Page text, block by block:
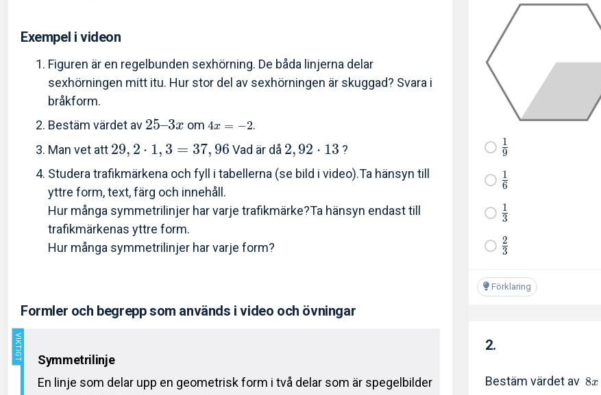
Exempel i videon
Figuren är en regelbunden sexhörning. De båda linjerna delar
sexhörningen mitt itu. Hur stor del av sexhörningen är skuggad? Svara i
bråkform.
Bestäm värdet av 25–3x om 4x = −2.
Man vet att 29, 2 ⋅ 1, 3 = 37, 96 Vad är då 2,92 ⋅ 13 ?
Studera trafikmärkena och fyll i tabellerna (se bild i video).Ta hänsyn till
yttre form, text, färg och innehåll.
Hur många symmetrilinjer har varje trafikmärke?Ta hänsyn endast till
trafikmärkenas yttre form.
Hur många symmetrilinjer har varje form?
Formler och begrepp som används i video och övningar
Symmetrilinje
En linje som delar upp en geometrisk form i två delar som är spegelbilder
9
1
6
1
3
1
3
2
Förklaring
2.
Bestäm värdet av 8x